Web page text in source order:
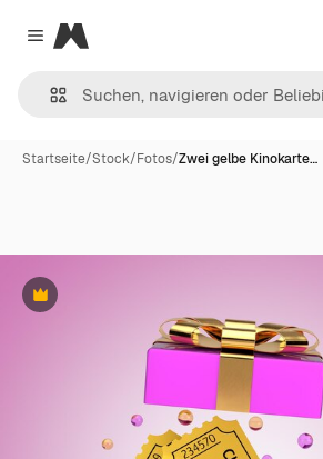
Close menu
Magnific
Startseite/Stock/Fotos/Zwei gelbe Kinokarte…
Premium